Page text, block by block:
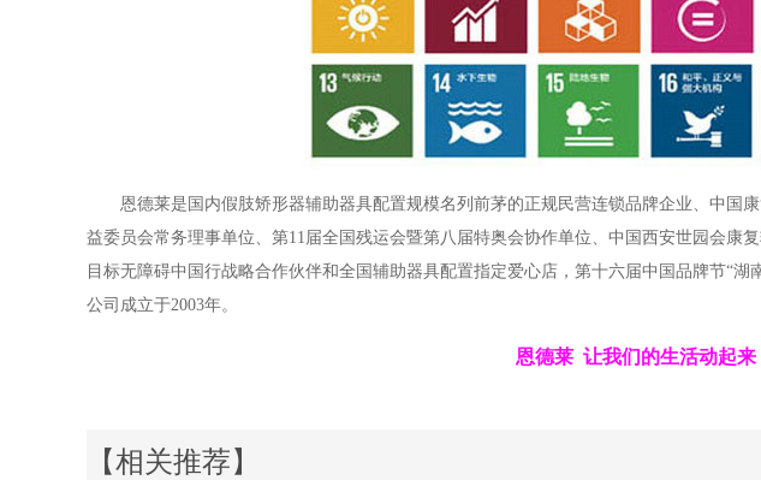
恩德莱是国内假肢矫形器辅助器具配置规模名列前茅的正规民营连锁品牌企业、中国
益委员会常务理事单位、第11届全国残运会暨第八届特奥会协作单位、中国西安世园会康
目标无障碍中国行战略合作伙伴和全国辅助器具配置指定爱心店，第十六届中国品牌节“湖
公司成立于2003年。
恩德莱 让我们的生活动起来
【相关推荐】